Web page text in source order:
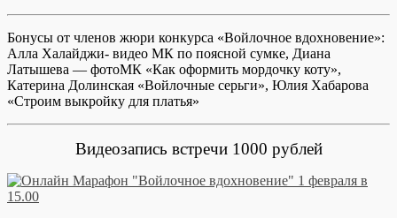
Бонусы от членов жюри конкурса «Войлочное вдохновение»:
Алла Халайджи- видео МК по поясной сумке, Диана
Латышева — фотоМК «Как оформить мордочку коту»,
Катерина Долинская «Войлочные серьги», Юлия Хабарова
«Строим выкройку для платья»
Видеозапись встречи 1000 рублей